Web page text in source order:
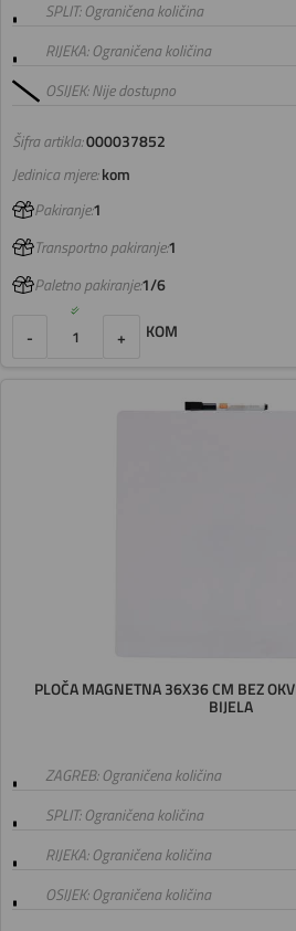
Šifra artikla:000037852
SPLIT: Ograničena količina
RIJEKA: Ograničena količina
OSIJEK: Nije dostupno
Jedinica mjere:kom
Pakiranje:1
Transportno pakiranje:1
Paletno pakiranje:1/6
- + KOM
PLOČA MAGNETNA 36X36 CM BEZ
BIJELA
ZAGREB: Ograničena količina
SPLIT: Ograničena količina
RIJEKA: Ograničena količina
OSIJEK: Ograničena količina